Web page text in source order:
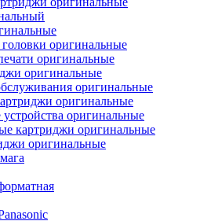
оригинальные
оригинальные
оригинальные
оригинальные
оригинальные
оригинальные
картриджи оригинальные
оригинальные